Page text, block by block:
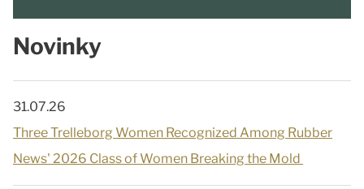
Novinky
31.07.26
Three Trelleborg Women Recognized Among Rubber
News' 2026 Class of Women Breaking the Mold